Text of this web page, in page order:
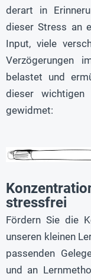
derart in
dieser Stress an
Input, viele
Verzögerungen
belastet und
dieser wichtigen
gewidmet:
stressfrei
Fördern Sie die
unseren kleinen
passenden
und an